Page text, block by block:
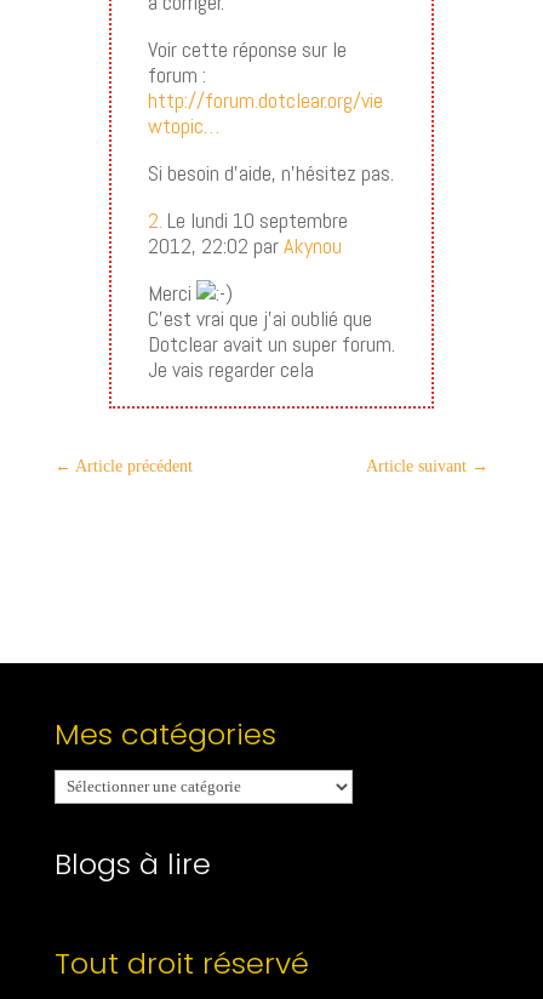
Voir cette réponse sur le
forum :
http://forum.dotclear.org/vie
wtopic…
Si besoin d’aide, n’hésitez pas.
2. Le lundi 10 septembre
2012, 22:02 parAkynou
Merci
C’est vrai que j’ai oublié que
Dotclear avait un super forum.
Je vais regarder cela
← Article précédent Article suivant →
Mes catégories
Mes
catégories
Blogs à lire
Tout droit réservé